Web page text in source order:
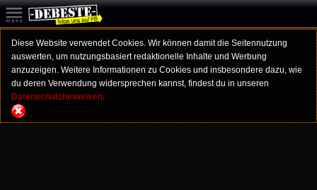
Diese Website verwendet Cookies. Wir können damit die Seitennutzung
auswerten, um nutzungsbasiert redaktionelle Inhalte und Werbung
anzuzeigen. Weitere Informationen zu Cookies und insbesondere dazu, wie
du deren Verwendung widersprechen kannst, findest du in unseren
Datenschutzhinweisen.